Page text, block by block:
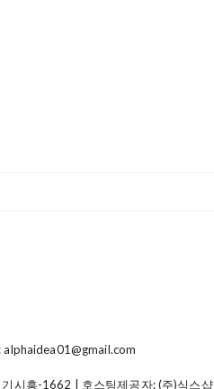
시흥-1662 | 호스팅제공자: (주)식스샵